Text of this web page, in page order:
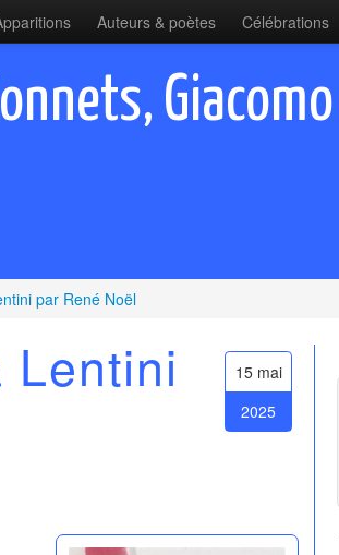
Auteurs & poètes Célébrations
par René Noël
15 mai
2025
Lentini